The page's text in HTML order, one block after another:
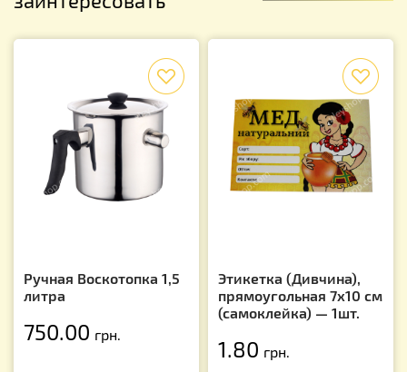
Ручная Воскотопка 1,5
литра
750.00 грн.
Этикетка (Дивчина),
прямоугольная 7х10 см
(самоклейка) — 1шт.
1.80 грн.